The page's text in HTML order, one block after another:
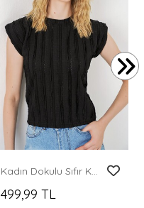
Kadın Dokulu Sıfır Kol Örme Esnek Bluz 991 - Siyah
499,99 TL